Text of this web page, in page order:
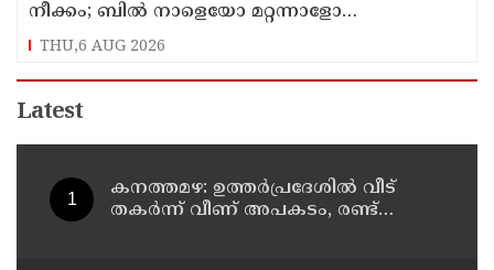
നീക്കം; ബില്‍ നാളെയോ മറ്റന്നാളോ
കൊണ്ടുവന്നേക്കും
THU,6 AUG 2026
Latest
കനത്തമഴ: ഉത്തര്‍പ്രദേശില്‍ വീട്
തകര്‍ന്ന് വീണ് അപകടം, രണ്ട്